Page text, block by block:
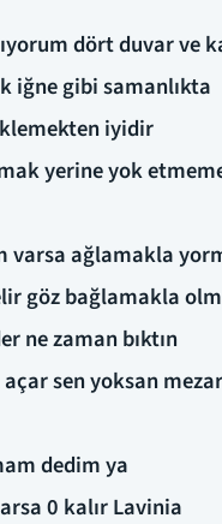
dört duvar ve
iğne gibi samanlıkta
iyidir
yerine yok
varsa ağlamakla
göz bağlamakla
ne zaman bıktın
sen yoksan
dedim ya
0 kalır Lavinia